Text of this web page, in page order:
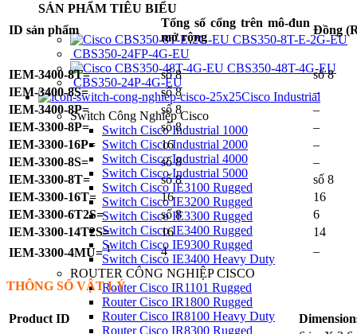
SẢN PHẨM TIÊU BIỂU
CBS350-8T-E-2G-EU
CBS350-24FP-4G-EU
CBS350-48T-4G-EU
CBS350-24P-4G-EU
Cisco Industrial
Switch Công Nghiệp Cisco
Switch Cisco Industrial 1000
Switch Cisco Industrial 2000
Switch Cisco Industrial 4000
Switch Cisco Industrial 5000
Switch Cisco IE3100 Rugged
Switch Cisco IE3200 Rugged
Switch Cisco IE3300 Rugged
Switch Cisco IE3400 Rugged
Switch Cisco IE9300 Rugged
Switch Cisco IE3400 Heavy Duty
ROUTER CÔNG NGHIỆP CISCO
Router Cisco IR1101 Rugged
Router Cisco IR1800 Rugged
Router Cisco IR8100 Heavy Duty
Router Cisco IR8300 Rugged
ID sản phẩm
Tổng số cổng trên mô-đun
mở rộng
Đồng
IEM-3400-8T= số 8 số 8
IEM-3400-8S=
số 8 –
IEM-3400-8P=
số 8 –
IEM-3300-8P=
số 8 –
IEM-3300-16P=
16 –
IEM-3300-8S=
số 8 –
IEM-3300-8T=
số 8 số 8
IEM-3300-16T=
16 16
IEM-3300-6T2S=
số 8 6
IEM-3300-14T2S=
16 14
IEM-3300-4MU=1 4 –
THÔNG SỐ VẬT LÝ
Product ID